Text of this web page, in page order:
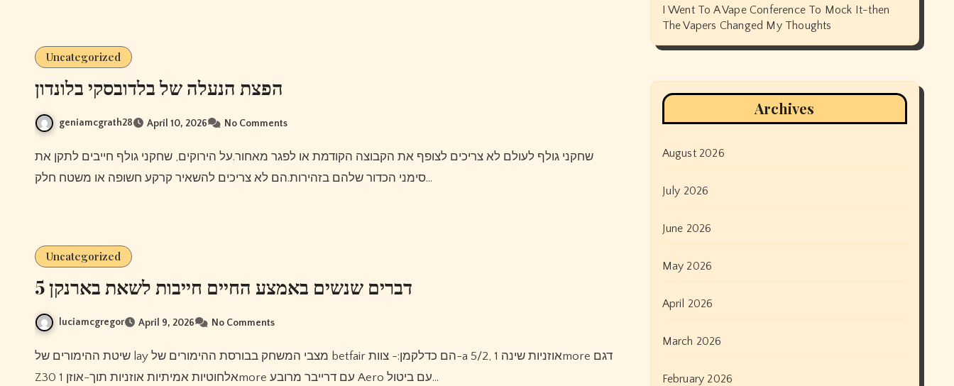
Uncategorized
הפצת הנעלה של בלדובסקי בלונדון
geniamcgrath28 April 10, 2026 No Comments
שחקני גולף לעולם לא צריכים לצופף את הקבוצה הקודמת או לפגר מאחור.על הירוקים, שחקני גולף חייבים לתקן את
סימני הכדור שלהם בזהירות.הם לא צריכים להשאיר קרקע חשופה או משטח חלק…
Uncategorized
5 דברים שנשים באמצע החיים חייבות לשאת בארנקן
luciamcgregor April 9, 2026 No Comments
שיטת ההימורים של lay מצבי המשחק בבורסת ההימורים של betfair הם כדלקמן:- צוות-a 5/2, אוזניות שינה 1more דגם
Z30 אלחוטיות אמיתיות אוזניות תוך-אוזן 1more עם דרייבר מרובע Aero עם ביטול…
I Went To A Vape Conference To Mock It-then
The Vapers Changed My Thoughts
Archives
August 2026
July 2026
June 2026
May 2026
April 2026
March 2026
February 2026